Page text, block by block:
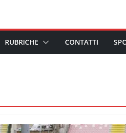
RUBRICHE CONTATTI